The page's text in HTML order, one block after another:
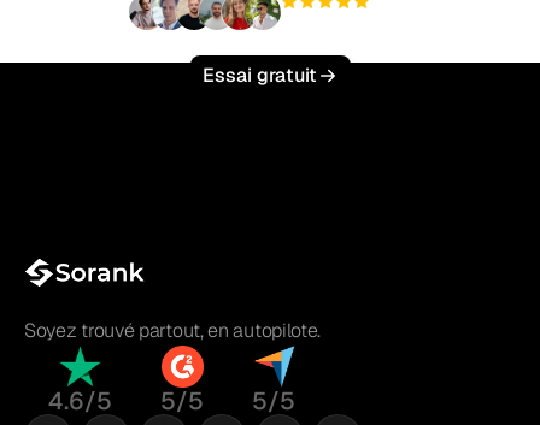
Essai gratuit
Soyez trouvé partout, en autopilote.
4.6/5 5/5 5/5